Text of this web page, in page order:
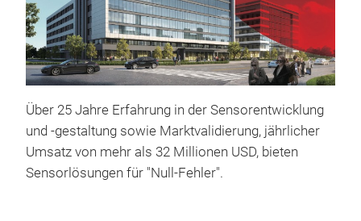
Über 25 Jahre Erfahrung in der Sensorentwicklung
und -gestaltung sowie Marktvalidierung, jährlicher
Umsatz von mehr als 32 Millionen USD, bieten
Sensorlösungen für "Null-Fehler".